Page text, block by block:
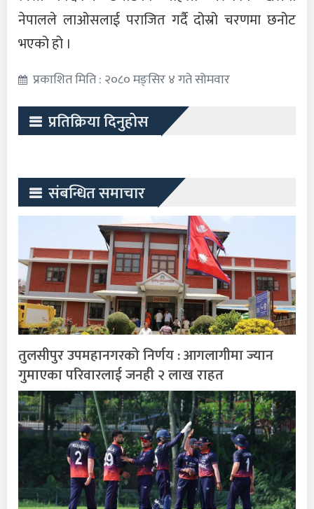
नेपालले लाओसलाई पराजित गर्दै दोस्रो चरणमा छनोट
भएको हो ।
प्रकाशित मिति : २०८० मङ्सिर ४ गते सोमवार
प्रतिक्रिया दिनुहोस
संबन्धित समाचार
तुलसीपुर उपमहानगरको निर्णय : आगलागीमा ज्यान
गुमाएका परिवारलाई जनही २ लाख राहत